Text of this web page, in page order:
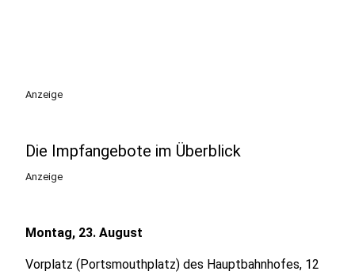
Anzeige
Die Impfangebote im Überblick
Anzeige
Montag, 23. August
Vorplatz (Portsmouthplatz) des Hauptbahnhofes, 12